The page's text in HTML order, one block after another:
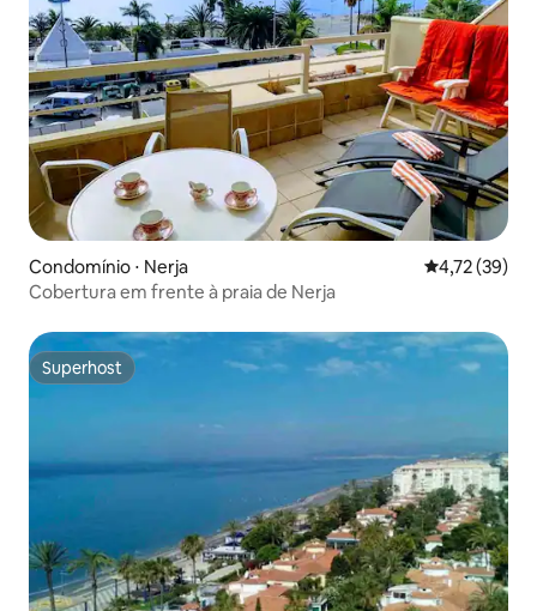
Condomínio ⋅ Nerja 4,72 de uma
4,72 (39)
Cobertura em frente à praia de Nerja
Superhost
Superhost